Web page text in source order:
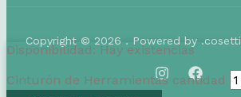
Copyright © 2026 . Powered by .cosetti
Disponibilidad: Hay existencias
Cinturón de Herramientas cantidad